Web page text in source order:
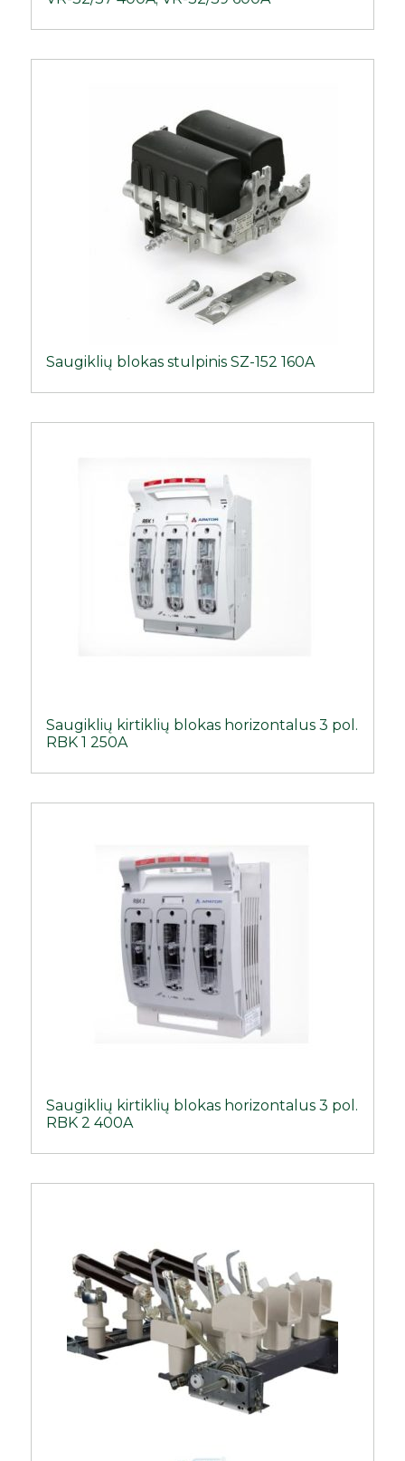
Saugiklių blokas stulpinis SZ-152 160A
Saugiklių kirtiklių blokas horizontalus 3 pol.
RBK 1 250A
Saugiklių kirtiklių blokas horizontalus 3 pol.
RBK 2 400A